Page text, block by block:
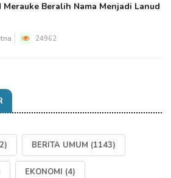
Merauke Beralih Nama Menjadi Lanud
24962
BERITA UMUM (1143)
EKONOMI (4)